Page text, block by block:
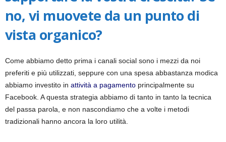
no, vi muovete da un punto di
vista organico?
Come abbiamo detto prima i canali social sono i mezzi da noi
preferiti e più utilizzati, seppure con una spesa abbastanza modica
abbiamo investito in attività a pagamento principalmente su
Facebook. A questa strategia abbiamo di tanto in tanto la tecnica
del passa parola, e non nascondiamo che a volte i metodi
tradizionali hanno ancora la loro utilità.